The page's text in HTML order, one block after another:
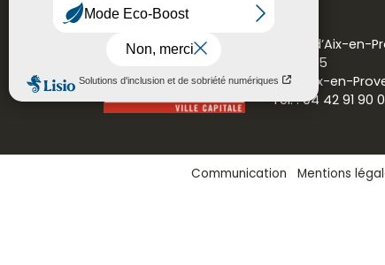
Mairie d’Aix-en-
CS 30715
13616 Aix-en-
Tél. : 04 42 91 90
Communication Mentions